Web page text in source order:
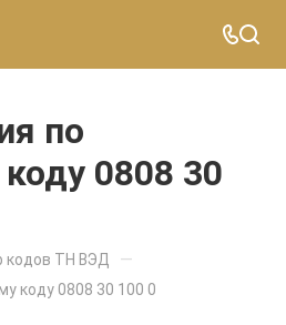
по
0808 30
кодов ТН ВЭД —
коду 0808 30 100 0